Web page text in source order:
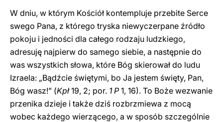
W dniu, w którym Kościół kontempluje przebite Serce
swego Pana, z którego tryska niewyczerpane źródło
pokoju i jedności dla całego rodzaju ludzkiego,
adresuję najpierw do samego siebie, a następnie do
was wszystkich słowa, które Bóg skierował do ludu
Izraela: „Bądźcie świętymi, bo Ja jestem święty, Pan,
Bóg wasz!” (Kpł19, 2; por. 1 P 1, 16). To Boże wezwanie
przenika dzieje i także dziś rozbrzmiewa z mocą
wobec każdego wierzącego, a w sposób szczególnie